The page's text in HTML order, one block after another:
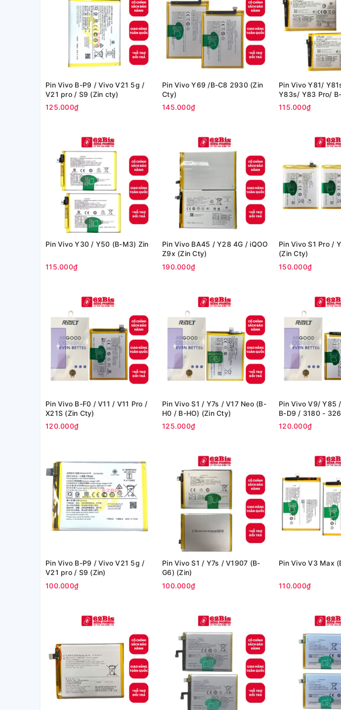
Pin Vivo B-P9 / Vivo V21 5g /
V21 pro / S9 (Zin cty)
125.000₫
Pin Vivo Y69 /B-C8 2930 (Zin
Cty)
145.000₫
Pin Vivo Y81/
Y83s/ Y83 Pro/
3260mAh (Zin Cty)
115.000₫
Pin Vivo Y30 / Y50 (B-M3) Zin
115.000₫
Pin Vivo BA45 / Y28 4G / iQOO
Z9x (Zin Cty)
190.000₫
Pin Vivo S1 Pro /
(Zin Cty)
150.000₫
Pin Vivo B-F0 / V11 / V11 Pro /
X21S (Zin Cty)
120.000₫
Pin Vivo S1 / Y7s / V17 Neo (B-
H0 / B-HO) (Zin Cty)
125.000₫
Pin Vivo V9/ Y85
B-D9 / 3180 -
Cty)
120.000₫
Pin Vivo B-P9 / Vivo V21 5g /
V21 pro / S9 (Zin)
100.000₫
Pin Vivo S1 / Y7s / V1907 (B-
G6) (Zin)
100.000₫
Pin Vivo V3 Max
110.000₫